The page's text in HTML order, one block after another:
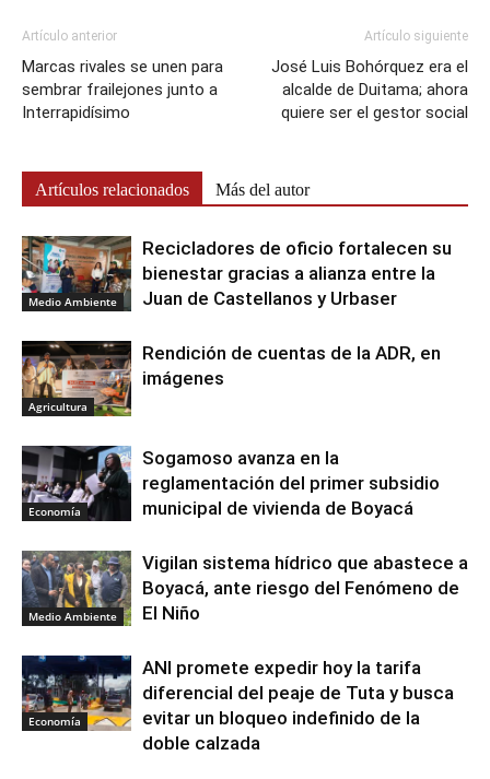
Artículo anterior
Marcas rivales se unen para
sembrar frailejones junto a
Interrapidísimo
Artículo siguiente
José Luis Bohórquez era el
alcalde de Duitama; ahora
quiere ser el gestor social
Artículos relacionados Más del autor
Medio Ambiente
Recicladores de oficio fortalecen su
bienestar gracias a alianza entre la
Juan de Castellanos y Urbaser
Agricultura
Rendición de cuentas de la ADR, en
imágenes
Economía
Sogamoso avanza en la
reglamentación del primer subsidio
municipal de vivienda de Boyacá
Medio Ambiente
Vigilan sistema hídrico que abastece a
Boyacá, ante riesgo del Fenómeno de
El Niño
Economía
ANI promete expedir hoy la tarifa
diferencial del peaje de Tuta y busca
evitar un bloqueo indefinido de la
doble calzada